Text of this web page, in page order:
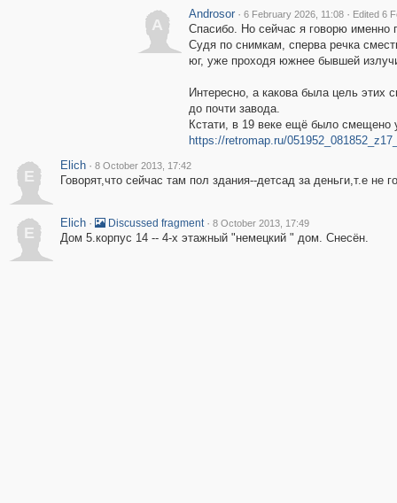
A
Androsor · 6 February 2026, 11:08 · Edited 6
Спасибо. Но сейчас я говорю именно
Судя по снимкам, сперва речка
юг, уже проходя южнее бывшей
Интересно, а какова была цель этих
до почти завода.
Кстати, в 19 веке ещё было смещено
https://retromap.ru/
E
Elich · 8 October 2013, 17:42
Говорят,что сейчас там пол здания--детсад за деньги,т.е не
E
Elich · Discussed fragment · 8 October 2013, 17:49
Дом 5.корпус 14 -- 4-х этажный "немецкий " дом. Снесён.